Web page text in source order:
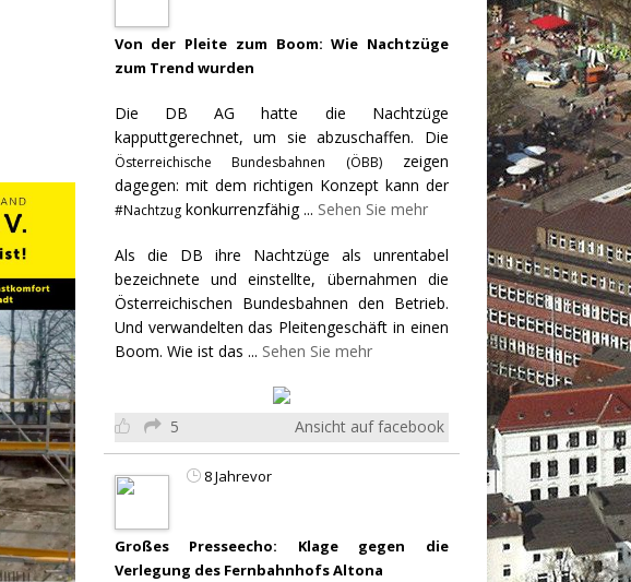
Von der Pleite zum Boom: Wie Nachtzüge
zum Trend wurden
Die DB AG hatte die Nachtzüge
kapputtgerechnet, um sie abzuschaffen. Die
Österreichische Bundesbahnen (ÖBB)zeigen
dagegen: mit dem richtigen Konzept kann der
#Nachtzugkonkurrenzfähig... Sehen Sie mehr
Als die DB ihre Nachtzüge als unrentabel
bezeichnete und einstellte, übernahmen die
Österreichischen Bundesbahnen den Betrieb.
Und verwandelten das Pleitengeschäft in einen
Boom. Wie ist das ... Sehen Sie mehr
5 Ansicht auf facebook
8 Jahrevor
Großes Presseecho: Klage gegen die
Verlegung des Fernbahnhofs Altona